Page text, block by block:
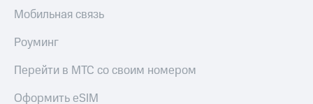
Программа
акций
Рынок
Мобильная связь
Роуминг
Перейти в МТС со своим номером
Оформить eSIM